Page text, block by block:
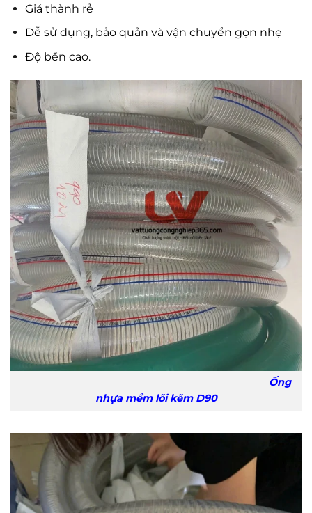
Giá thành rẻ
Dễ sử dụng, bảo quản và vận chuyển gọn nhẹ
Độ bền cao.
Ống
nhựa mềm lõi kẽm D90